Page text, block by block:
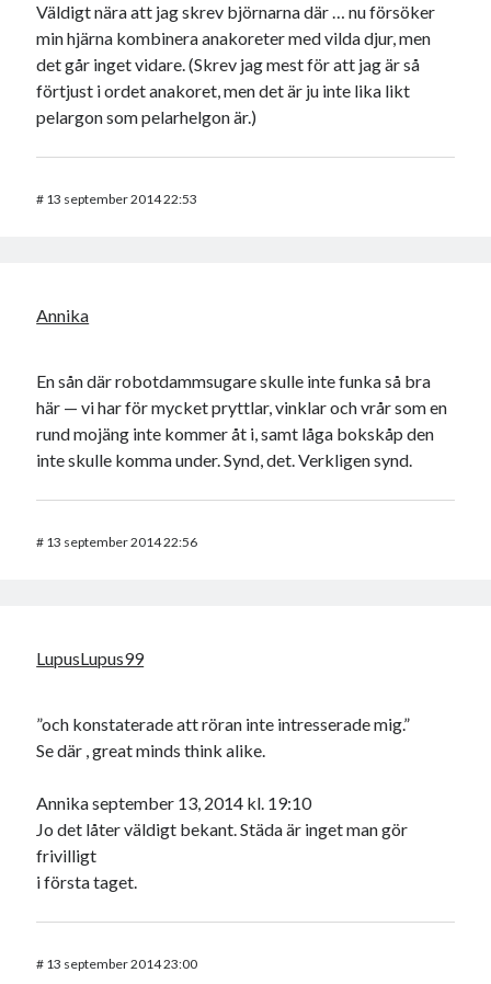
Väldigt nära att jag skrev björnarna där … nu försöker
min hjärna kombinera anakoreter med vilda djur, men
det går inget vidare. (Skrev jag mest för att jag är så
förtjust i ordet anakoret, men det är ju inte lika likt
pelargon som pelarhelgon är.)
# 13 september 2014 22:53
Annika
En sån där robotdammsugare skulle inte funka så bra
här — vi har för mycket pryttlar, vinklar och vrår som en
rund mojäng inte kommer åt i, samt låga bokskåp den
inte skulle komma under. Synd, det. Verkligen synd.
# 13 september 2014 22:56
LupusLupus99
”och konstaterade att röran inte intresserade mig.”
Se där , great minds think alike.
Annika september 13, 2014 kl. 19:10
Jo det låter väldigt bekant. Städa är inget man gör
frivilligt
i första taget.
# 13 september 2014 23:00